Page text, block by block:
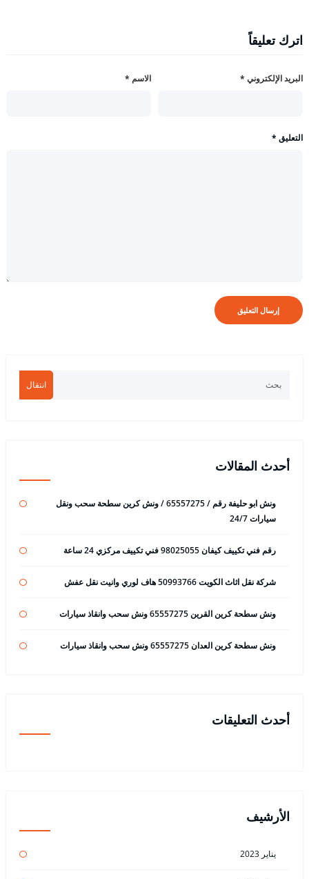
اترك تعليقاً
الاسم * البريد الإلكتروني *
التعليق *
انتقال
أحدث المقالات
ونش ابو حليفة رقم / 65557275 / ونش كرين سطحة سحب ونقل
سيارات 24/7
رقم فني تكييف كيفان 98025055 فني تكييف مركزي 24 ساعة
شركة نقل اثاث الكويت 50993766 هاف لوري وانيت نقل عفش
ونش سطحة كرين القرين 65557275 ونش سحب وانقاذ سيارات
ونش سطحة كرين العدان 65557275 ونش سحب وانقاذ سيارات
أحدث التعليقات
الأرشيف
يناير 2023